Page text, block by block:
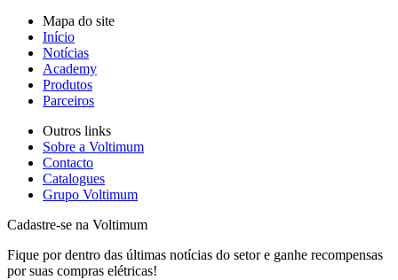
Mapa do site
Início
Notícias
Academy
Produtos
Parceiros
Outros links
Sobre a Voltimum
Contacto
Catalogues
Grupo Voltimum
Cadastre-se na Voltimum
Fique por dentro das últimas notícias do setor e ganhe recompensas
por suas compras elétricas!